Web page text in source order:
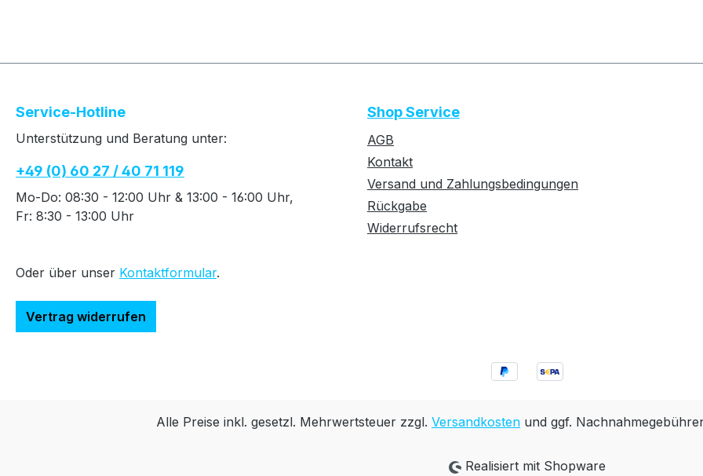
Service-Hotline
Unterstützung und Beratung unter:
+49 (0) 60 27 / 40 71 119
Mo-Do: 08:30 - 12:00 Uhr & 13:00 - 16:00 Uhr,
Fr: 8:30 - 13:00 Uhr
Oder über unser Kontaktformular.
Vertrag widerrufen
Shop Service
AGB
Kontakt
Versand und Zahlungsbedingungen
Rückgabe
Widerrufsrecht
Alle Preise inkl. gesetzl. Mehrwertsteuer zzgl. Versandkosten und ggf.
Realisiert mit Shopware